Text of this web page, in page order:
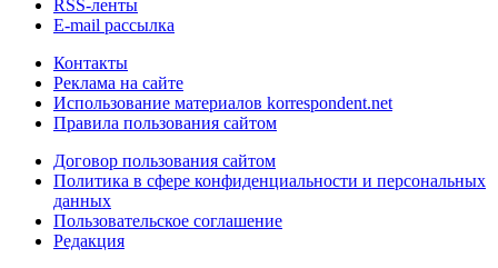
RSS-ленты
E-mail рассылка
Контакты
Реклама на сайте
Использование материалов korrespondent.net
Правила пользования сайтом
Договор пользования сайтом
Политика в сфере конфиденциальности и персональных
данных
Пользовательское соглашение
Редакция